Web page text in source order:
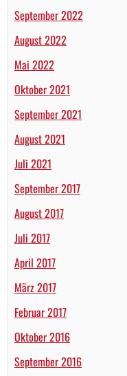
September 2022
August 2022
Mai 2022
Oktober 2021
September 2021
August 2021
Juli 2021
September 2017
August 2017
Juli 2017
April 2017
März 2017
Februar 2017
Oktober 2016
September 2016